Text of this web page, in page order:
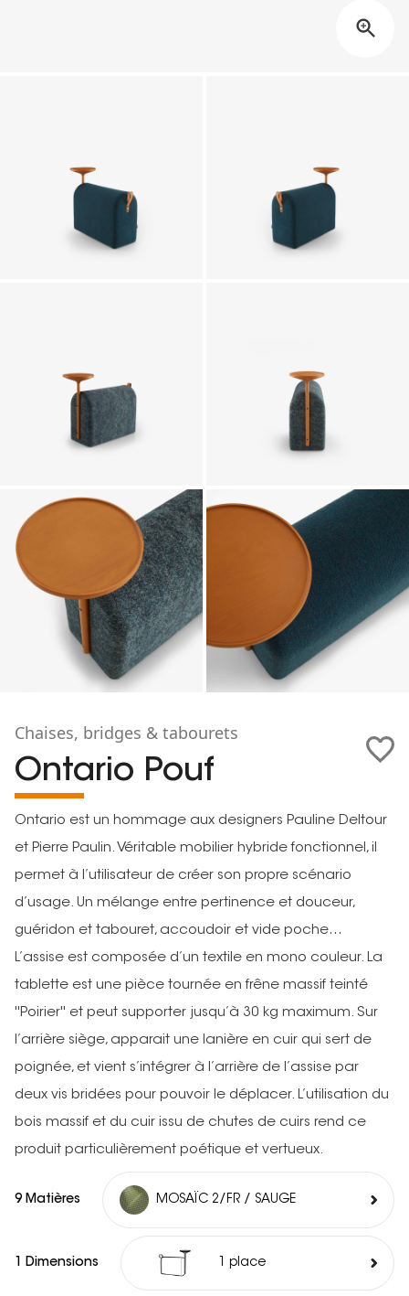
Chaises, bridges & tabourets
Ontario Pouf
Ontario est un hommage aux designers Pauline Deltour
et Pierre Paulin. Véritable mobilier hybride fonctionnel, il
permet à l’utilisateur de créer son propre scénario
d’usage. Un mélange entre pertinence et douceur,
guéridon et tabouret, accoudoir et vide poche…
L’assise est composée d’un textile en mono couleur. La
tablette est une pièce tournée en frêne massif teinté
''Poirier'' et peut supporter jusqu’à 30 kg maximum. Sur
l’arrière siège, apparait une lanière en cuir qui sert de
poignée, et vient s’intégrer à l’arrière de l’assise par
deux vis bridées pour pouvoir le déplacer. L’utilisation du
bois massif et du cuir issu de chutes de cuirs rend ce
produit particulièrement poétique et vertueux.
9 Matières MOSAÏC 2/FR / SAUGE
1 Dimensions 1 place